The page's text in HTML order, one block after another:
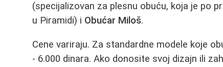
(specijalizovan za plesnu obuću, koja je po
u Piramidi) i Obućar Miloš.
Cene variraju. Za standardne modele koje
- 6.000 dinara. Ako donosite svoj dizajn ili